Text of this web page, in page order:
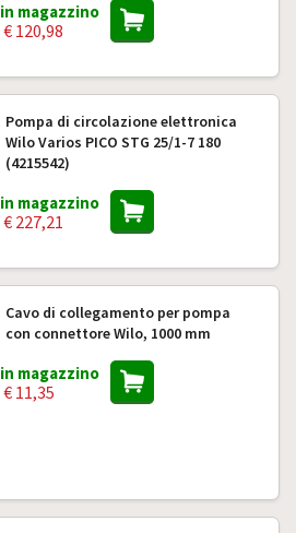
in magazzino
€ 120,98
Pompa di circolazione elettronica
Wilo Varios PICO STG 25/1-7 180
(4215542)
in magazzino
€ 227,21
Cavo di collegamento per pompa
con connettore Wilo, 1000 mm
in magazzino
€ 11,35